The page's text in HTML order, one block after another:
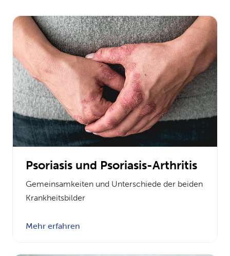
Psoriasis und Psoriasis-Arthritis
Gemeinsamkeiten und Unterschiede der beiden
Krankheitsbilder
Mehr erfahren